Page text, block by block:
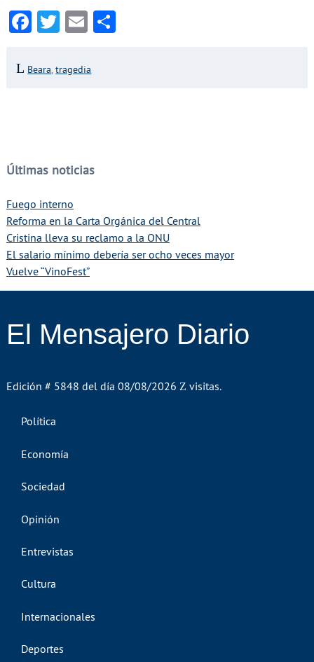
Facebook
Twitter
EmailCompartir
Beara,tragedia
Últimas noticias
Fuego interno
Reforma en la Carta Orgánica del Central
Cristina lleva su reclamo a la ONU
El salario mínimo debería ser ocho veces mayor
Vuelve “VinoFest”
El Mensajero Diario
Edición # 5848 del día 08/08/2026 visitas.
Política
Economía
Sociedad
Opinión
Entrevistas
Cultura
Internacionales
Deportes